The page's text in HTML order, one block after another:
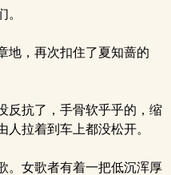
地，再次扣住了夏知蔷的
反抗了，手骨软乎乎的，缩
拉着到车上都没松开。
。女歌者有着一把低沉浑厚